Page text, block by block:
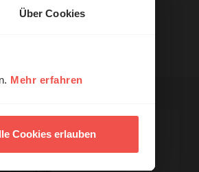
Über Cookies
Mehr erfahren
Cookies erlauben